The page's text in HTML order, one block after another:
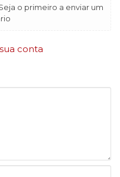
o primeiro a enviar um
conta